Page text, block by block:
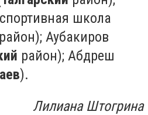
школа
район); Аубакиров
район); Абдреш
).
Лилиана Штогрина